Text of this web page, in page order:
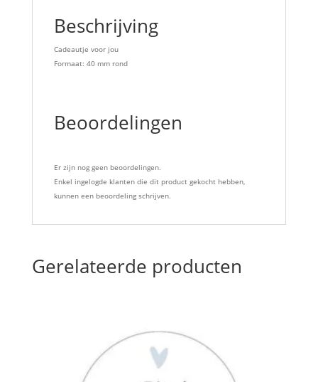
Beschrijving
Cadeautje voor jou
Formaat: 40 mm rond
Beoordelingen
Er zijn nog geen beoordelingen.
Enkel ingelogde klanten die dit product gekocht hebben,
kunnen een beoordeling schrijven.
Gerelateerde producten